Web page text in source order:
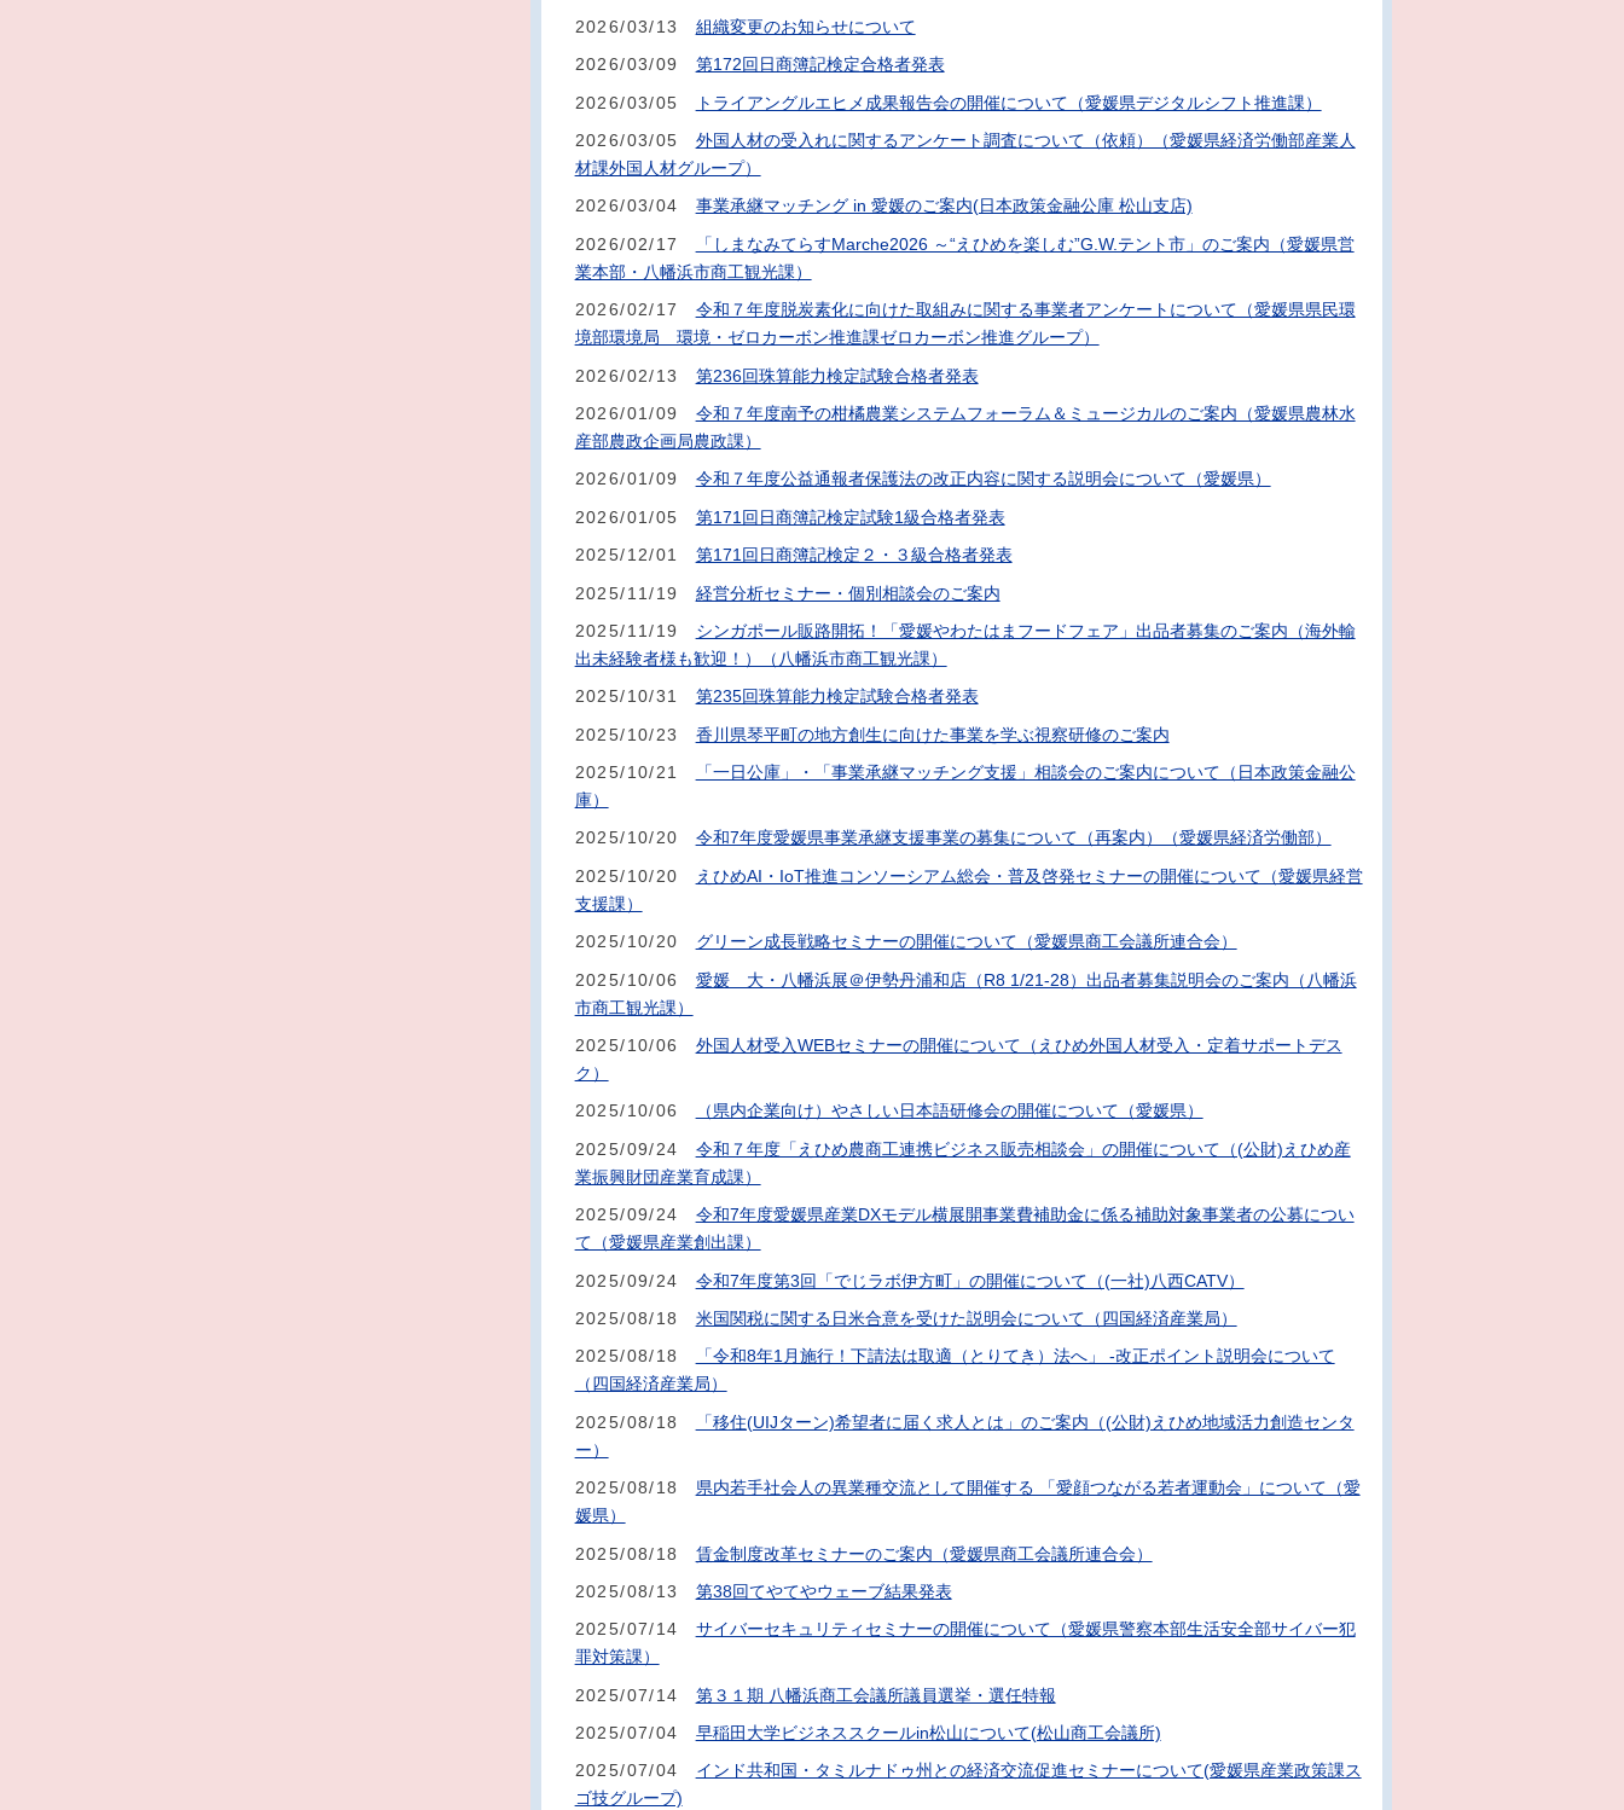
2026/03/13
組織変更のお知らせについて
2026/03/09
第172回日商簿記検定合格者発表
2026/03/05
トライアングルエヒメ成果報告会の開催について（愛媛県デジタルシフト推進課）
2026/03/05
外国人材の受入れに関するアンケート調査について（依頼）（愛媛県経済労働部産業人
材課外国人材グループ）
2026/03/04
事業承継マッチング in 愛媛のご案内(日本政策金融公庫 松山支店)
2026/02/17
「しまなみてらすMarche2026 ～“えひめを楽しむ”G.W.テント市」のご案内（愛媛県営
業本部・八幡浜市商工観光課）
2026/02/17
令和７年度脱炭素化に向けた取組みに関する事業者アンケートについて（愛媛県県民環
境部環境局 環境・ゼロカーボン推進課ゼロカーボン推進グループ）
2026/02/13
第236回珠算能力検定試験合格者発表
2026/01/09
令和７年度南予の柑橘農業システムフォーラム＆ミュージカルのご案内（愛媛県農林水
産部農政企画局農政課）
2026/01/09
令和７年度公益通報者保護法の改正内容に関する説明会について（愛媛県）
2026/01/05
第171回日商簿記検定試験1級合格者発表
2025/12/01
第171回日商簿記検定２・３級合格者発表
2025/11/19
経営分析セミナー・個別相談会のご案内
2025/11/19
シンガポール販路開拓！「愛媛やわたはまフードフェア」出品者募集のご案内（海外輸
出未経験者様も歓迎！）（八幡浜市商工観光課）
2025/10/31
第235回珠算能力検定試験合格者発表
2025/10/23
香川県琴平町の地方創生に向けた事業を学ぶ視察研修のご案内
2025/10/21
「一日公庫」・「事業承継マッチング支援」相談会のご案内について（日本政策金融公
庫）
2025/10/20
令和7年度愛媛県事業承継支援事業の募集について（再案内）（愛媛県経済労働部）
2025/10/20
えひめAI・IoT推進コンソーシアム総会・普及啓発セミナーの開催について（愛媛県経営
支援課）
2025/10/20
グリーン成長戦略セミナーの開催について（愛媛県商工会議所連合会）
2025/10/06
愛媛 大・八幡浜展＠伊勢丹浦和店（R8 1/21-28）出品者募集説明会のご案内（八幡浜
市商工観光課）
2025/10/06
外国人材受入WEBセミナーの開催について（えひめ外国人材受入・定着サポートデス
ク）
2025/10/06
（県内企業向け）やさしい日本語研修会の開催について（愛媛県）
2025/09/24
令和７年度「えひめ農商工連携ビジネス販売相談会」の開催について（(公財)えひめ産
業振興財団産業育成課）
2025/09/24
令和7年度愛媛県産業DXモデル横展開事業費補助金に係る補助対象事業者の公募につい
て（愛媛県産業創出課）
2025/09/24
令和7年度第3回「でじラボ伊方町」の開催について（(一社)八西CATV）
2025/08/18
米国関税に関する日米合意を受けた説明会について（四国経済産業局）
2025/08/18
「令和8年1月施行！下請法は取適（とりてき）法へ」 -改正ポイント説明会について
（四国経済産業局）
2025/08/18
「移住(UIJターン)希望者に届く求人とは」のご案内（(公財)えひめ地域活力創造センタ
ー）
2025/08/18
県内若手社会人の異業種交流として開催する 「愛顔つながる若者運動会」について（愛
媛県）
2025/08/18
賃金制度改革セミナーのご案内（愛媛県商工会議所連合会）
2025/08/13
第38回てやてやウェーブ結果発表
2025/07/14
サイバーセキュリティセミナーの開催について（愛媛県警察本部生活安全部サイバー犯
罪対策課）
2025/07/14
第３１期 八幡浜商工会議所議員選挙・選任特報
2025/07/04
早稲田大学ビジネススクールin松山について(松山商工会議所)
2025/07/04
インド共和国・タミルナドゥ州との経済交流促進セミナーについて(愛媛県産業政策課ス
ゴ技グループ)